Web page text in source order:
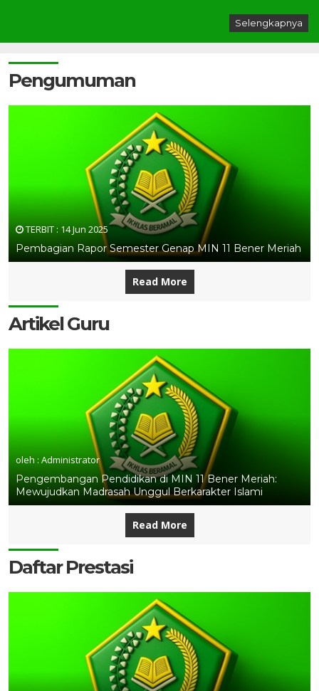
Selengkapnya
Pengumuman
TERBIT : 14 Jun 2025
Pembagian Rapor Semester Genap MIN 11 Bener Meriah
Read More
Artikel Guru
oleh : Administrator
Pengembangan Pendidikan di MIN 11 Bener Meriah:
Mewujudkan Madrasah Unggul Berkarakter Islami
Read More
Daftar Prestasi